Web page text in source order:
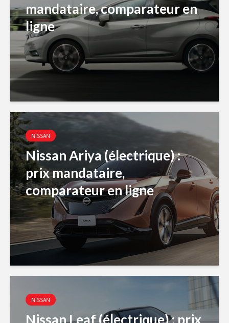
mandataire, comparateur en
ligne
NISSAN
Nissan Ariya (électrique) :
prix mandataire,
comparateur en ligne
NISSAN
Nissan Leaf (électrique) : prix